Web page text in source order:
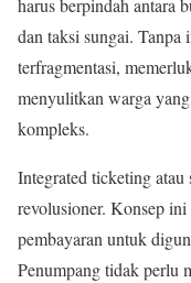
harus berpindah antara
dan taksi sungai. Tanpa
terfragmentasi,
menyulitkan warga
kompleks.
Integrated ticketing atau
revolusioner. Konsep
pembayaran untuk
Penumpang tidak perlu